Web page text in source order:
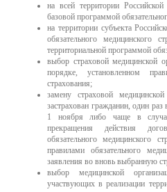
на всей территории
базовой программой
на территории субъекта
обязательного медицинского
территориальной программой
выбор страховой медицинской
порядке, установленном
страхования;
замену страховой
застрахован гражданин, один раз
1 ноября либо чаще в
прекращения действия
обязательного медицинского
правилами обязательного
заявления во вновь выбранную
выбор медицинской
участвующих в реализации